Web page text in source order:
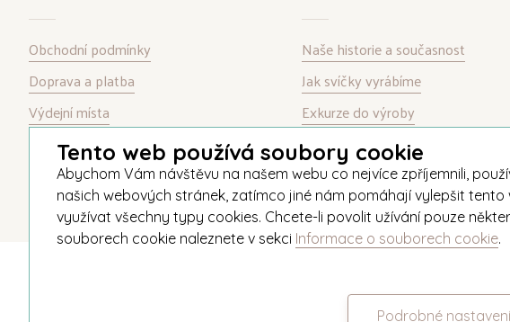
Obchodní podmínky
Doprava a platba
Výdejní místa
Garance spokojenosti
Informace o souborech cookie
Naše historie a současnost
Jak svíčky vyrábíme
Exkurze do výroby
Kontakt
© 2026 Unipar
Tento web používá soubory cookie
Abychom Vám návštěvu na našem webu co nejvíce zpříjemnili,
našich webových stránek, zatímco jiné nám pomáhají vylepšit tento
využívat všechny typy cookies. Chcete-li povolit užívání pouze
souborech cookie naleznete v sekci Informace o souborech cookie.
Podrobné nastavení